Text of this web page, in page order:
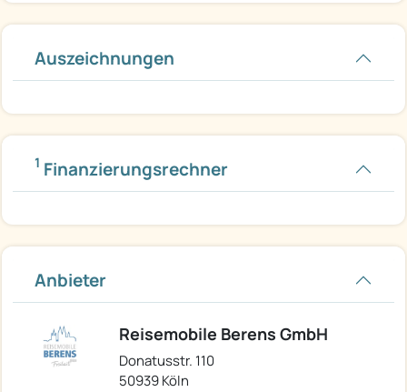
Auszeichnungen
1 Finanzierungsrechner
Anbieter
Reisemobile Berens GmbH
Donatusstr. 110
50939 Köln